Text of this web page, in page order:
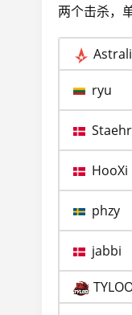
两个击杀，
ryu
Staehr
HooXi
phzy
jabbi